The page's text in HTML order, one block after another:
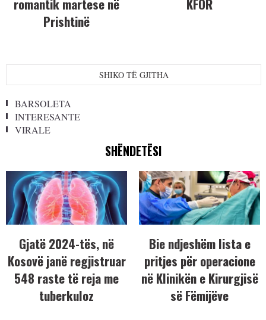
romantik martese në
Prishtinë
KFOR
SHIKO TË GJITHA
BARSOLETA
INTERESANTE
VIRALE
SHËNDETËSI
Gjatë 2024-tës, në
Kosovë janë regjistruar
548 raste të reja me
tuberkuloz
Bie ndjeshëm lista e
pritjes për operacione
në Klinikën e Kirurgjisë
së Fëmijëve